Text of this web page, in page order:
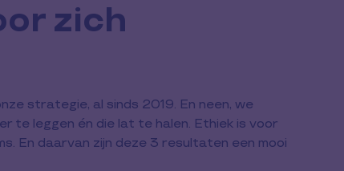
zich
strategie, al sinds 2019. En neen, we
te leggen én die lat te halen. Ethiek is voor
En daarvan zijn deze 3 resultaten een mooi